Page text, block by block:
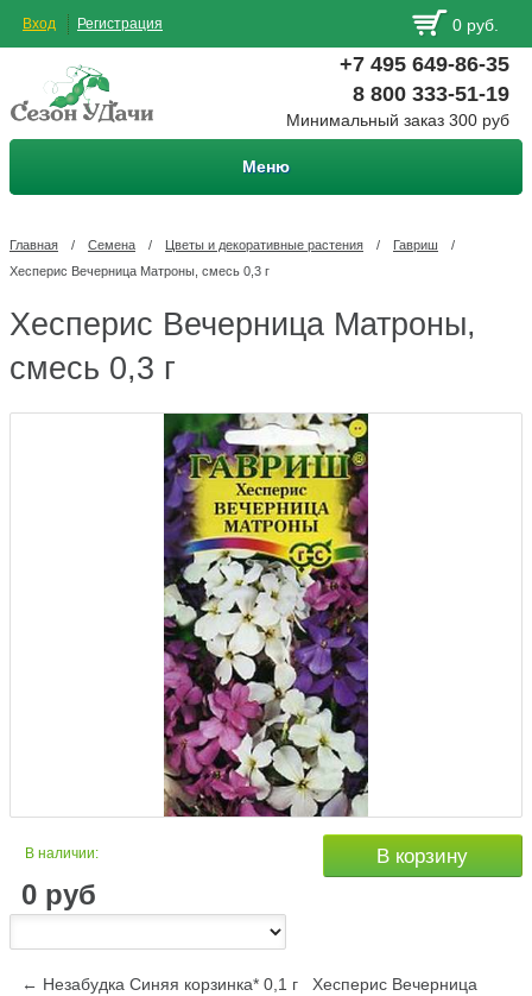
Вход Регистрация 0 руб.
+7 495 649-86-35
8 800 333-51-19
Минимальный заказ 300 руб
Меню
Главная / Семена / Цветы и декоративные растения / Гавриш
/
Хесперис Вечерница Матроны, смесь 0,3 г
Хесперис Вечерница Матроны,
смесь 0,3 г
В наличии:
0 руб
В корзину
← Незабудка Синяя корзинка* 0,1 г
Хесперис Вечерница